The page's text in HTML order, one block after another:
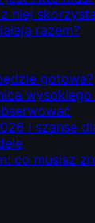
niej
razem?
gotowa?
i szanse
co musisz